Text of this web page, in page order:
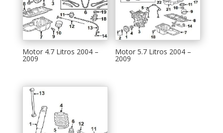
Motor 4.7 Litros 2004 –
2009
Motor 5.7 Litros 2004 –
2009